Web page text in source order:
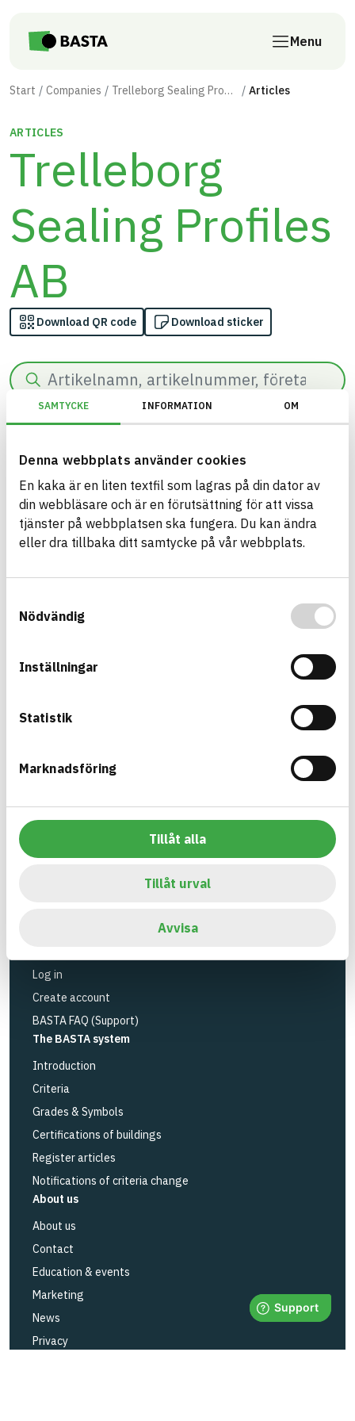
SAMTYCKE INFORMATION OM
Denna webbplats använder cookies
En kaka är en liten textfil som lagras på din dator av
din webbläsare och är en förutsättning för att vissa
tjänster på webbplatsen ska fungera. Du kan ändra
eller dra tillbaka ditt samtycke på vår webbplats.
Nödvändig
Inställningar
Statistik
Marknadsföring
Tillåt alla
Tillåt urval
Avvisa
Menu
Start Companies Trelleborg Sealing Profiles AB Articles
ARTICLES
Trelleborg
Sealing Profiles
AB
Download QR code Download sticker
Search
eBVD
Build with BASTA - conscious
offering free and publicly available information on
sustainability information about construction
and grades with regard to phasing out hazardous
BASTA is a subsidiary to
Byggföretagen.
Link to other website
Tools
Log in
Create account
BASTA FAQ (Support)
The BASTA system
Introduction
Criteria
Grades & Symbols
Certifications of buildings
Register articles
Notifications of criteria change
About us
About us
Contact
Education & events
Marketing
News
Privacy